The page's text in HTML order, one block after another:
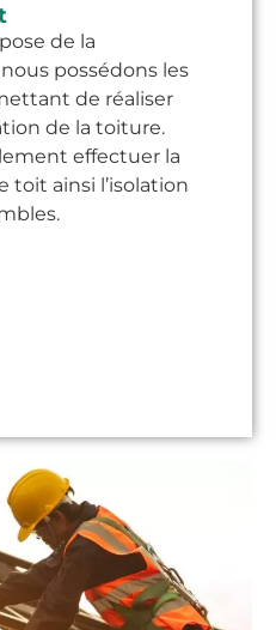
de la
possédons les
de réaliser
de la toiture.
effectuer la
toit ainsi l’isolation